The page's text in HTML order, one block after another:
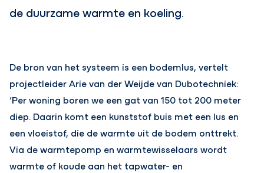
de duurzame warmte en koeling.
De bron van het systeem is een bodemlus, vertelt
projectleider Arie van der Weijde van Dubotechniek:
‘Per woning boren we een gat van 150 tot 200 meter
diep. Daarin komt een kunststof buis met een lus en
een vloeistof, die de warmte uit de bodem onttrekt.
Via de warmtepomp en warmtewisselaars wordt
warmte of koude aan het tapwater- en